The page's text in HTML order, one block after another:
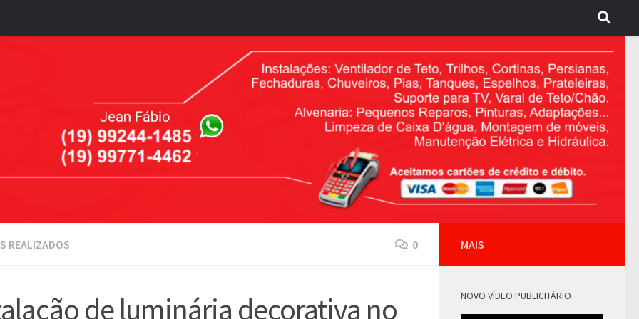
REALIZADOS 0
de luminária decorativa no
MAIS
NOVO VÍDEO PUBLICITÁRIO